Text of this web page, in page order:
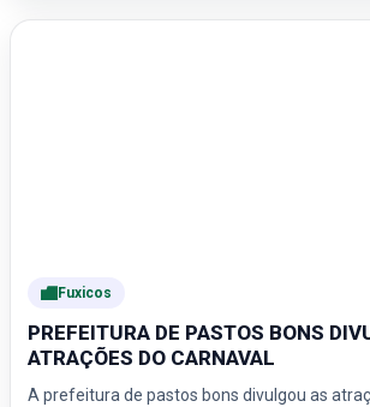
Fuxicos
PREFEITURA DE PASTOS BONS
ATRAÇÕES DO CARNAVAL
A prefeitura de pastos bons divulgou as